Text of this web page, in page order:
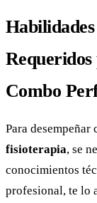
Combo
Para desempeñar
fisioterapia, se
conocimientos
profesional, te lo